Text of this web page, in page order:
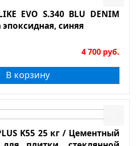
EVO S.340 BLU DENIM
эпоксидная, синяя
4 700 руб.
В корзину
K55 25 кг / Цементный